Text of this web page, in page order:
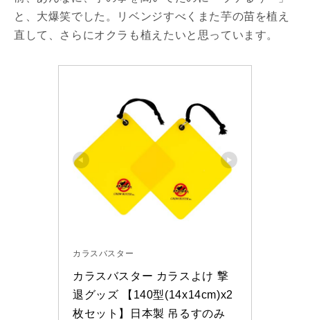
と、大爆笑でした。リベンジすべくまた芋の苗を植え
直して、さらにオクラも植えたいと思っています。
カラスバスター
カラスバスター カラスよけ 撃
退グッズ 【140型(14x14cm)x2
枚セット】日本製 吊るすのみ